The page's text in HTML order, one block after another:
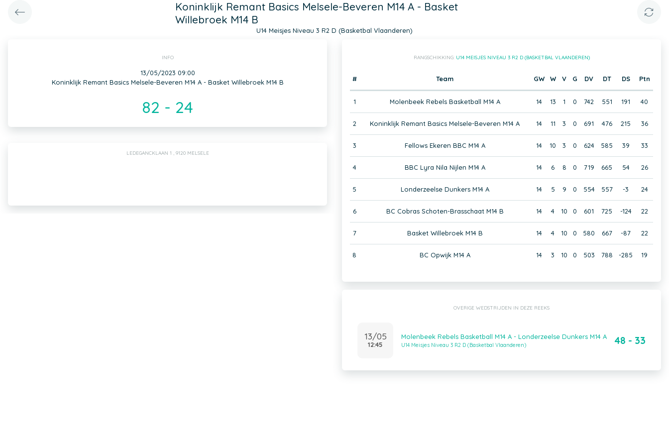
Koninklijk Remant Basics Melsele-Beveren M14 A - Basket
Willebroek M14 B
U14 Meisjes Niveau 3 R2 D (Basketbal Vlaanderen)
INFO
13/05/2023 09:00
Koninklijk Remant Basics Melsele-Beveren M14 A - Basket Willebroek M14 B
82 - 24
LEDEGANCKLAAN 1 , 9120 MELSELE
RANGSCHIKKING: U14 MEISJES NIVEAU 3 R2 D (BASKETBAL VLAANDEREN)
# Team GW W V G DV DT DS Ptn
1 Molenbeek Rebels Basketball M14 A 14 13 1 0 742 551 191 40
2 Koninklijk Remant Basics Melsele-Beveren M14 A 14 11 3 0 691 476 215 36
3 Fellows Ekeren BBC M14 A 14 10 3 0 624 585 39 33
4 BBC Lyra Nila Nijlen M14 A 14 6 8 0 719 665 54 26
5 Londerzeelse Dunkers M14 A 14 5 9 0 554 557 -3 24
6 BC Cobras Schoten-Brasschaat M14 B 14 4 10 0 601 725 -124 22
7 Basket Willebroek M14 B 14 4 10 0 580 667 -87 22
8 BC Opwijk M14 A 14 3 10 0 503 788 -285 19
OVERIGE WEDSTRIJDEN IN DEZE REEKS
13/05
12:45
Molenbeek Rebels Basketball M14 A - Londerzeelse Dunkers M14 A
U14 Meisjes Niveau 3 R2 D (Basketbal Vlaanderen) 48 - 33